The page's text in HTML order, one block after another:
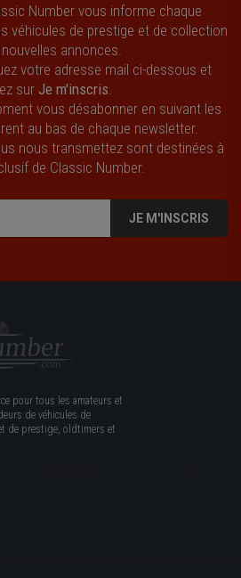
Number vous informe chaque
véhicules de prestige et de collection
annonces.
votre adresse mail ci-dessous et
sur Je m'inscris
vous désabonner en suivant les
au bas de chaque newsletter.
nous transmettez sont destinées à
de Classic Number.
JE M'INSCRIS
pour tous les amateurs et
de véhicules de
de prestige, oldtimers et